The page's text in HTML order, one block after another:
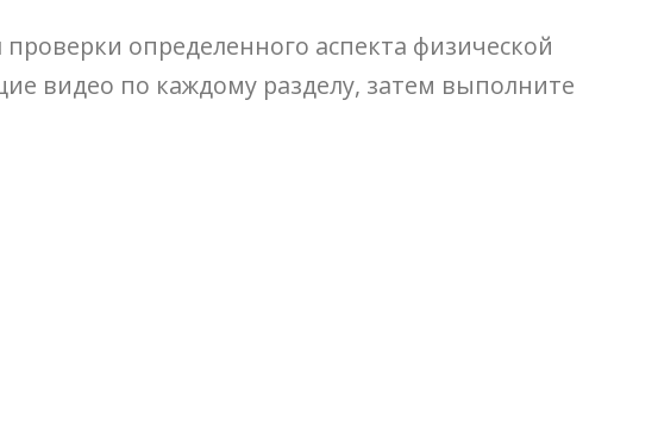
определенного аспекта физической
видео по каждому разделу, затем выполните